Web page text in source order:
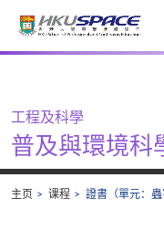
Main
工程及科學
普及與環境科
主页 课程 證書（單元：蟲